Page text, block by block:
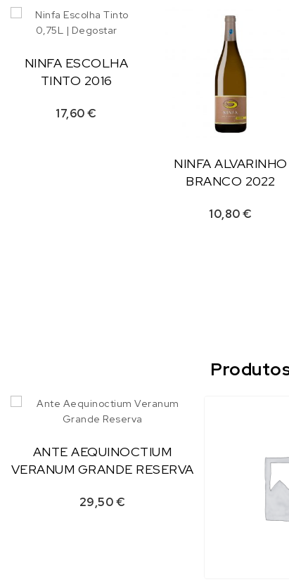
NINFA ESCOLHA
TINTO 2016
17,60€
NINFA ALVARINHO
BRANCO 2022
10,80€
ANTE AEQUINOCTIUM
VERANUM GRANDE RESERVA
29,50€